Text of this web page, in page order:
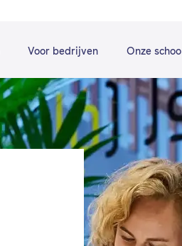
Voor bedrijven Onze